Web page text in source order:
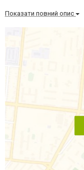
Показати повний опис